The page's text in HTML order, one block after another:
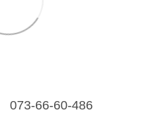
073-66-60-486